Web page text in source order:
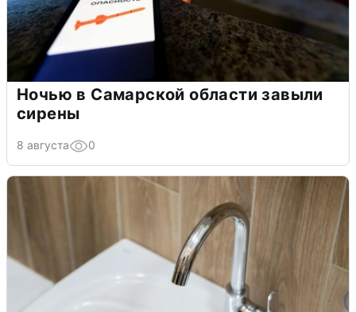
Ночью в Самарской области завыли
сирены
8 августа 0